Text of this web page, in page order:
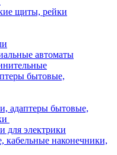
щиты, рейки
автоматы
бытовые,
адаптеры бытовые,
для электрики
кабельные наконечники,